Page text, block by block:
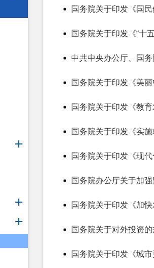
国务院关于印发《国
国务院关于印发《“十
中共中央办公厅、国
国务院关于印发《美
国务院关于印发《教
国务院关于印发《实
国务院关于印发《现
国务院办公厅关于加
国务院关于印发《加
国务院关于对外投资的
国务院关于印发《城